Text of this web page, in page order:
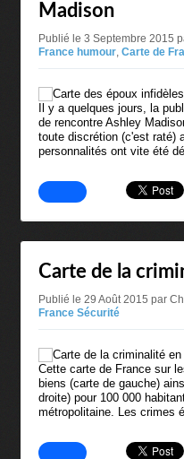
Madison
Publié le 3 Septembre 2015
France humour, Carte de
Il y a quelques jours, la
de rencontre Ashley
toute discrétion (c'est raté)
personnalités ont vite été
Carte de la
Publié le 29 Août 2015 par
France Sécurité
Cette carte de France sur
biens (carte de gauche)
droite) pour 100 000
métropolitaine. Les crimes